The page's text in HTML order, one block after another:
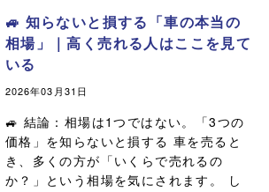
🚙 知らないと損する「車の本当の
相場」｜高く売れる人はここを見て
いる
2026年03月31日
🚙 結論：相場は1つではない。「3つの
価格」を知らないと損する 車を売ると
き、多くの方が「いくらで売れるの
か？」という相場を気にされます。 し